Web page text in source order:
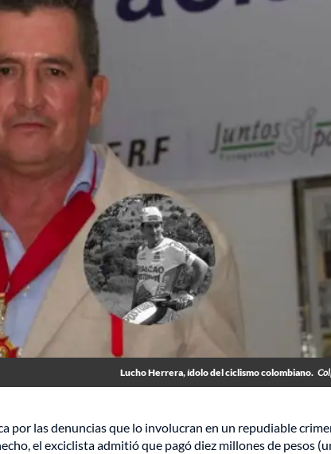
Lucho Herrera, ídolo del ciclismo colombiano.
por las denuncias que lo involucran en un repudiable
el exciclista admitió que pagó diez millones de pesos